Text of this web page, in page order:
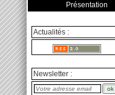
Présentation
Actualités :
Newsletter :